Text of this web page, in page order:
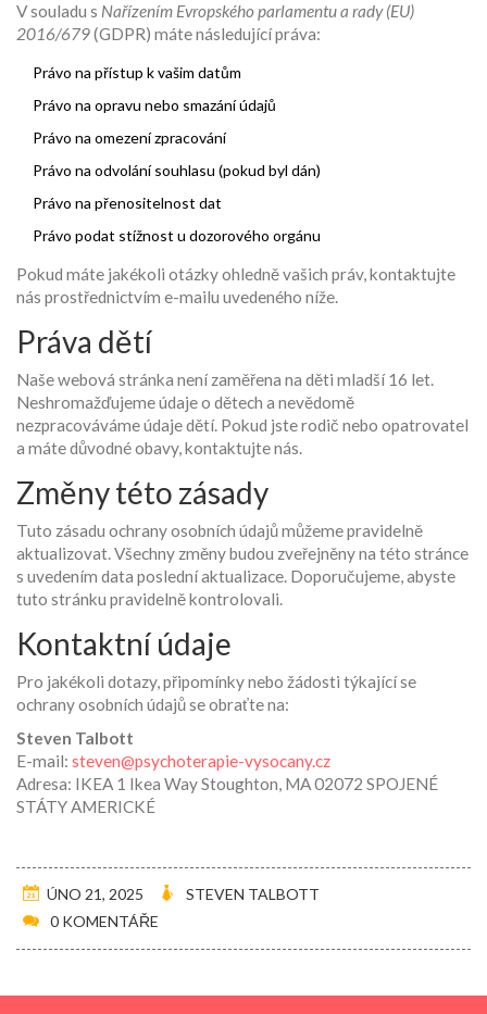
V souladu s Nařízením Evropského parlamentu a rady (EU)
2016/679(GDPR) máte následující práva:
Právo na přístup k vašim datům
Právo na opravu nebo smazání údajů
Právo na omezení zpracování
Právo na odvolání souhlasu (pokud byl dán)
Právo na přenositelnost dat
Právo podat stížnost u dozorového orgánu
Pokud máte jakékoli otázky ohledně vašich práv, kontaktujte
nás prostřednictvím e-mailu uvedeného níže.
Práva dětí
Naše webová stránka není zaměřena na děti mladší 16 let.
Neshromažďujeme údaje o dětech a nevědomě
nezpracováváme údaje dětí. Pokud jste rodič nebo opatrovatel
a máte důvodné obavy, kontaktujte nás.
Změny této zásady
Tuto zásadu ochrany osobních údajů můžeme pravidelně
aktualizovat. Všechny změny budou zveřejněny na této stránce
s uvedením data poslední aktualizace. Doporučujeme, abyste
tuto stránku pravidelně kontrolovali.
Kontaktní údaje
Pro jakékoli dotazy, připomínky nebo žádosti týkající se
ochrany osobních údajů se obraťte na:
Steven Talbott
E-mail: steven@psychoterapie-vysocany.cz
Adresa: IKEA 1 Ikea Way Stoughton, MA 02072 SPOJENÉ
STÁTY AMERICKÉ
ÚNO 21, 2025
STEVEN TALBOTT
0 KOMENTÁŘE